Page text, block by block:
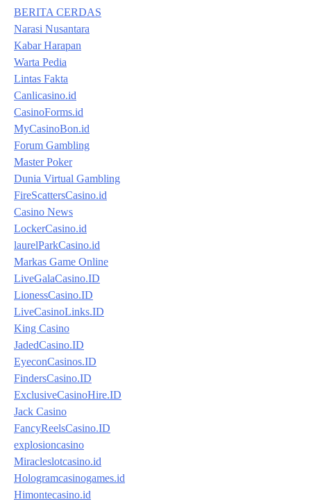
BERITA CERDAS
Narasi Nusantara
Kabar Harapan
Warta Pedia
Lintas Fakta
Canlicasino.id
CasinoForms.id
MyCasinoBon.id
Forum Gambling
Master Poker
Dunia Virtual Gambling
FireScattersCasino.id
Casino News
LockerCasino.id
laurelParkCasino.id
Markas Game Online
LiveGalaCasino.ID
LionessCasino.ID
LiveCasinoLinks.ID
King Casino
JadedCasino.ID
EyeconCasinos.ID
FindersCasino.ID
ExclusiveCasinoHire.ID
Jack Casino
FancyReelsCasino.ID
explosioncasino
Miracleslotcasino.id
Hologramcasinogames.id
Himontecasino.id